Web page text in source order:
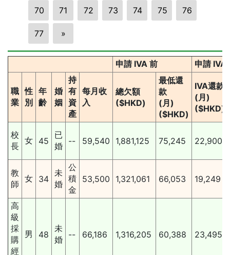
70 71 72 73 74 75 76
77 »
申請 IVA 前 申請 IVA
職
業
性
別
年
齡
婚
姻
持
有
資
產
每月收
入
總欠額
($HKD)
最低還
款
(月)
($HKD)
IVA還款
(月)
($HKD)
校
長
女 45
已
婚
-- 59,540 1,881,125 75,245 22,900
教
師
女 34
未
婚
公
積
金
53,500 1,321,061 66,053 19,249
高
級
採
購
經
男 48
未
婚
-- 66,186 1,316,205 60,388 23,495